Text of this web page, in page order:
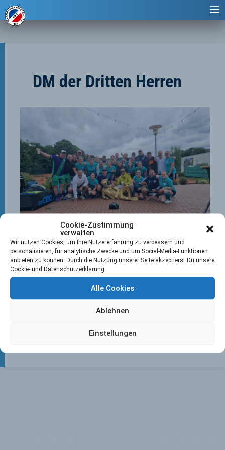
Cookie-Zustimmung
verwalten
Wir nutzen Cookies, um Ihre Nutzererfahrung zu verbessern und
personalisieren, für analytische Zwecke und um Social-Media-Funktionen
anbieten zu können. Durch die Nutzung unserer Seite akzeptierst Du unsere
Cookie- und Datenschutzerklärung.
Alle Cookies
Ablehnen
Einstellungen
DM der Dritten Herren
Unter dem Motto „Machen wir das Beste draus! –
Versuchen wir die Erinnerungslücken so groß wie
möglich zu halten“ – spielten unsere 3. Herren letztes
Wochenende ihre Deutsche Meisterschaft aus.
Herzlichen Glückwunsch – zu welchem Platz war nicht
genau herauszufinden!